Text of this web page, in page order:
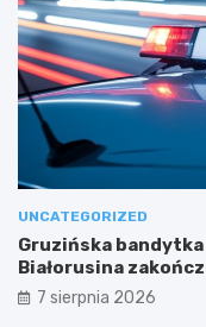
UNCATEGORIZED
Gruzińska
Białorusina
7 sierpnia 2026